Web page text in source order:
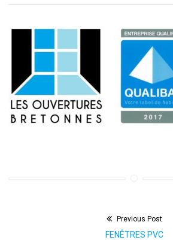
Previous Post
Previous
FENÊTRES PVC